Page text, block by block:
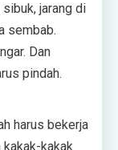
jarang di
sembab.
Dan
pindah.
harus bekerja
kakak